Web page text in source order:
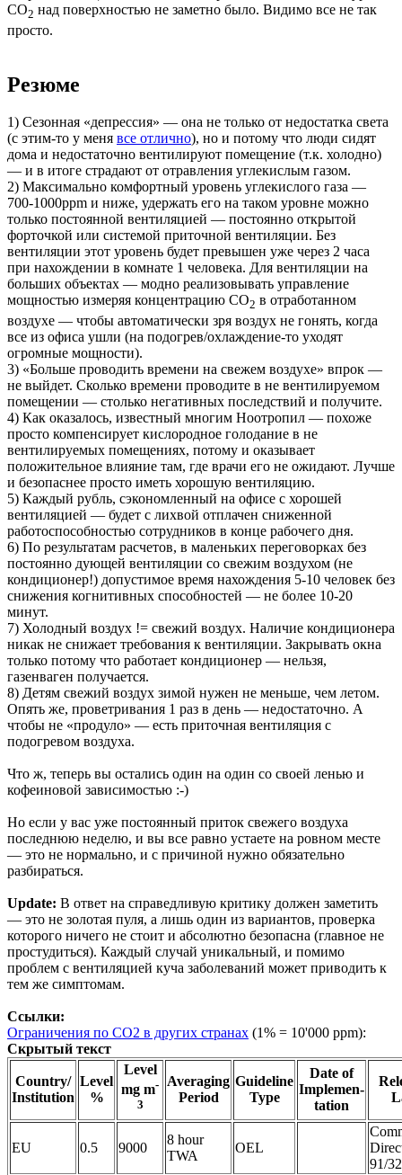
CO2 над поверхностью не заметно было. Видимо все не так
просто.
Резюме
1) Сезонная «депрессия» — она не только от недостатка света
(с этим-то у меня все отлично), но и потому что люди сидят
дома и недостаточно вентилируют помещение (т.к. холодно)
— и в итоге страдают от отравления углекислым газом.
2) Максимально комфортный уровень углекислого газа —
700-1000ppm и ниже, удержать его на таком уровне можно
только постоянной вентиляцией — постоянно открытой
форточкой или системой приточной вентиляции. Без
вентиляции этот уровень будет превышен уже через 2 часа
при нахождении в комнате 1 человека. Для вентиляции на
больших объектах — модно реализовывать управление
мощностью измеряя концентрацию CO2 в отработанном
воздухе — чтобы автоматически зря воздух не гонять, когда
все из офиса ушли (на подогрев/охлаждение-то уходят
огромные мощности).
3) «Больше проводить времени на свежем воздухе» впрок —
не выйдет. Сколько времени проводите в не вентилируемом
помещении — столько негативных последствий и получите.
4) Как оказалось, известный многим Ноотропил — похоже
просто компенсирует кислородное голодание в не
вентилируемых помещениях, потому и оказывает
положительное влияние там, где врачи его не ожидают. Лучше
и безопаснее просто иметь хорошую вентиляцию.
5) Каждый рубль, сэкономленный на офисе с хорошей
вентиляцией — будет с лихвой отплачен сниженной
работоспособностью сотрудников в конце рабочего дня.
6) По результатам расчетов, в маленьких переговорках без
постоянно дующей вентиляции со свежим воздухом (не
кондиционер!) допустимое время нахождения 5-10 человек без
снижения когнитивных способностей — не более 10-20
минут.
7) Холодный воздух != свежий воздух. Наличие кондиционера
никак не снижает требования к вентиляции. Закрывать окна
только потому что работает кондиционер — нельзя,
газенваген получается.
8) Детям свежий воздух зимой нужен не меньше, чем летом.
Опять же, проветривания 1 раз в день — недостаточно. А
чтобы не «продуло» — есть приточная вентиляция с
подогревом воздуха.
Что ж, теперь вы остались один на один со своей ленью и
кофеиновой зависимостью :-)
Но если у вас уже постоянный приток свежего воздуха
последнюю неделю, и вы все равно устаете на ровном месте
— это не нормально, и с причиной нужно обязательно
разбираться.
Update: В ответ на справедливую критику должен заметить
— это не золотая пуля, а лишь один из вариантов, проверка
которого ничего не стоит и абсолютно безопасна (главное не
простудиться). Каждый случай уникальный, и помимо
проблем с вентиляцией куча заболеваний может приводить к
тем же симптомам.
Ссылки:
Ограничения по CO2 в других странах (1% = 10'000 ppm):
Скрытый текст
Country/
Institution
Level
%
Level
mg m-
3
Averaging
Period
Guideline
Type
Date of
Implemen-
tation
EU 0.5 9000
8 hour
TWA
OEL
91/